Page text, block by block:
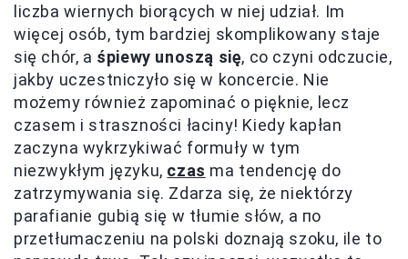
liczba wiernych biorących w niej udział. Im
więcej osób, tym bardziej skomplikowany staje
się chór, a śpiewy unoszą się, co czyni odczucie,
jakby uczestniczyło się w koncercie. Nie
możemy również zapominać o pięknie, lecz
czasem i straszności łaciny! Kiedy kapłan
zaczyna wykrzykiwać formuły w tym
niezwykłym języku, czas ma tendencję do
zatrzymywania się. Zdarza się, że niektórzy
parafianie gubią się w tłumie słów, a по
przetłumaczeniu na polski doznają szoku, ile to